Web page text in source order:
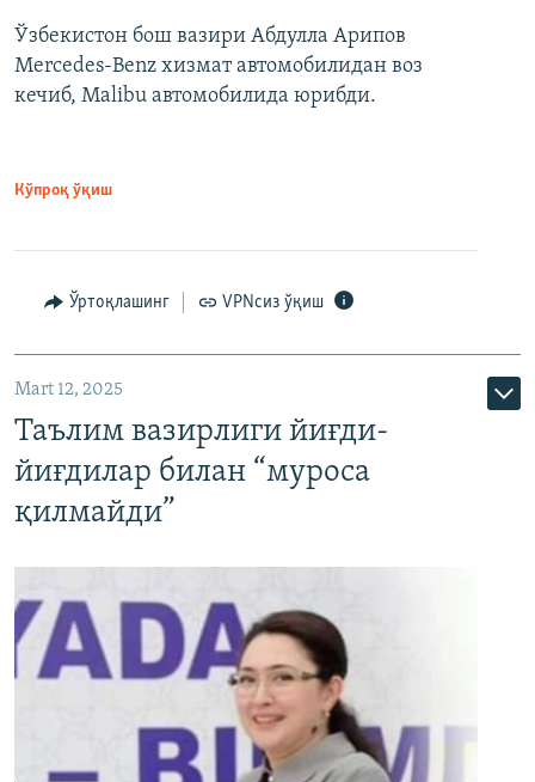
Ўзбекистон бош вазири Абдулла Арипов
Mercedes-Benz хизмат автомобилидан воз
кечиб, Malibu автомобилида юрибди.
Кўпроқ ўқиш
Ўртоқлашинг VPNсиз ўқиш
Mart 12, 2025
Таълим вазирлиги йиғди-
йиғдилар билан “муроса
қилмайди”